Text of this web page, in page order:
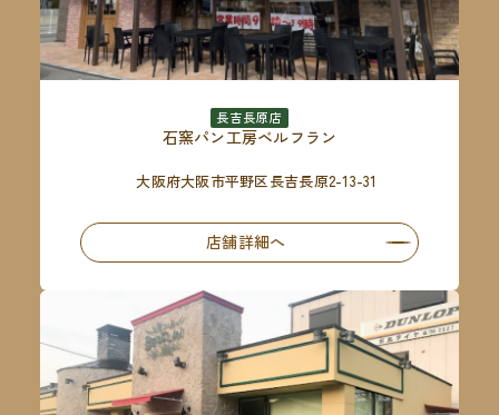
長吉長原店
石窯パン工房ベルフラン
大阪府大阪市平野区長吉長原2-13-31
店舗詳細へ